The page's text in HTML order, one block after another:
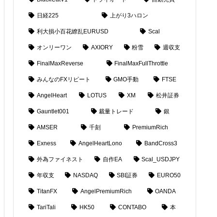
日経225 上がり3ハロン
利大損小百花繚乱EURUSD Scal
オンリーワン AXIORY 粉雪 週収支
FinalMaxReverse FinalMaxFullThrottle
みんなのFXリピート GMO手動 FTSE
AngelHeart LOTUS XM 松井証券
Gauntlet001 裁量トレード 銀
AMSER 千刻 PremiumRich
Exness AngelHeartLono BandCross3
外為ファイネスト 自作EA Scal_USDJPY
年収支 NASDAQ SBI証券 EURO50
TitanFX AngelPremiumRich OANDA
TariTali HK50 CONTABO 本